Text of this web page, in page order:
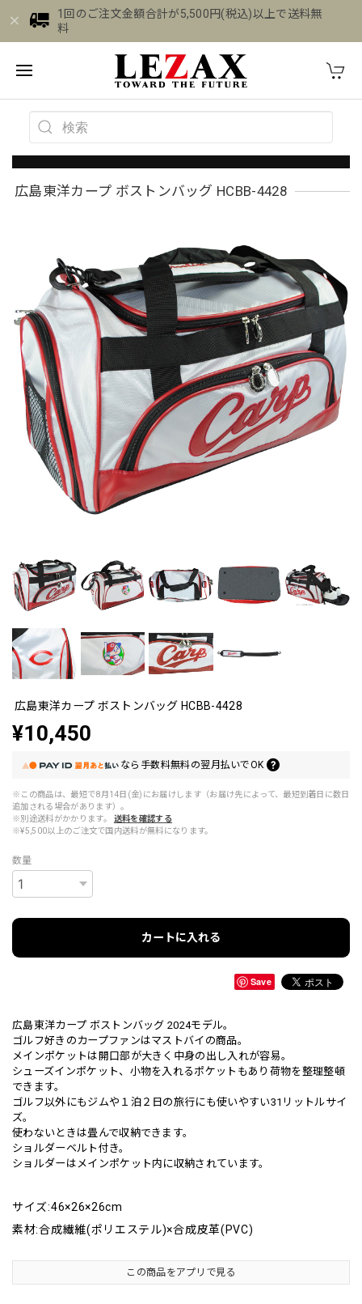
1回のご注文金額合計が5,500円(税込)以上で送料無
料
広島東洋カープ ボストンバッグ HCBB-4428
広島東洋カープ ボストンバッグ HCBB-4428
¥10,450
なら 手数料無料の翌月払いでOK
※この商品は、最短で8月14日(金)にお届けします（お届け先によって、最短到着日に数日
追加される場合があります）。
※別途送料がかかります。
送料を確認する
※¥5,500以上のご注文で国内送料が無料になります。
数量
カートに入れる
Save
広島東洋カープ ボストンバッグ 2024モデル。
ゴルフ好きのカープファンはマストバイの商品。
メインポケットは開口部が大きく中身の出し入れが容易。
シューズインポケット、小物を入れるポケットもあり荷物を整理整頓
できます。
ゴルフ以外にもジムや１泊２日の旅行にも使いやすい31リットルサイ
ズ。
使わないときは畳んで収納できます。
ショルダーベルト付き。
ショルダーはメインポケット内に収納されています。
サイズ:46×26×26cm
素材:合成繊維(ポリエステル)×合成皮革(PVC)
この商品をアプリで見る